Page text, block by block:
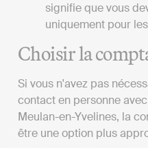
signifie que vous
uniquement pour
Choisir la
Si vous n'avez pas
contact en personne
Meulan-en-Yvelines, la
être une option plus